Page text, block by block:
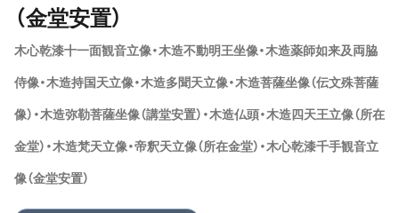
（金堂安置）
木心乾漆十一面観音立像・木造不動明王坐像・木造薬師如来及両脇
侍像・木造持国天立像・木造多聞天立像・木造菩薩坐像（伝文殊菩薩
像）・木造弥勒菩薩坐像（講堂安置）・木造仏頭・木造四天王立像（所在
金堂）・木造梵天立像・帝釈天立像（所在金堂）・木心乾漆千手観音立
像（金堂安置）